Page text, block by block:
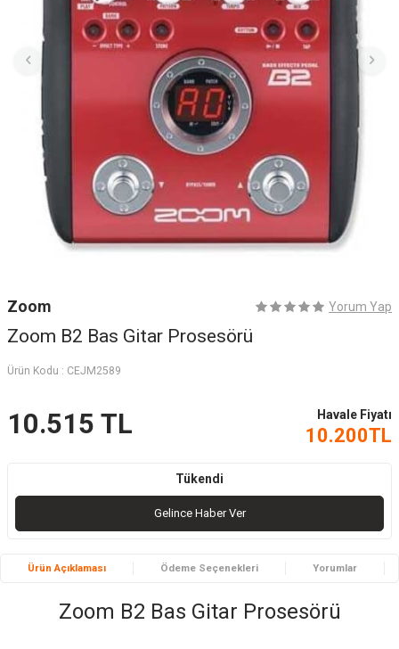
Zoom Yorum Yap
Zoom B2 Bas Gitar Prosesörü
Ürün Kodu : CEJM2589
10.515 TL Havale Fiyatı
10.200TL
Tükendi
Gelince Haber Ver
Ürün Açıklaması Ödeme Seçenekleri Yorumlar
Zoom B2 Bas Gitar Prosesörü